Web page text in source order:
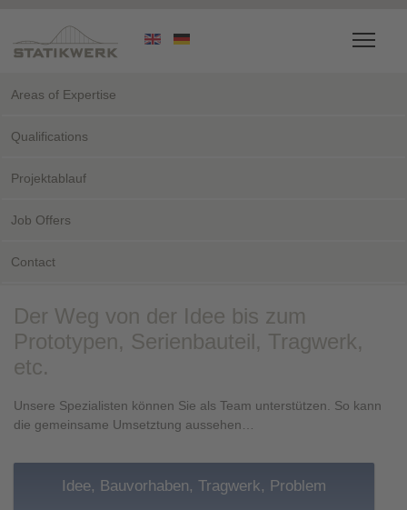
Areas of Expertise
Qualifications
Projektablauf
Job Offers
Contact
Der Weg von der Idee bis zum
Prototypen, Serienbauteil, Tragwerk,
etc.
Unsere Spezialisten können Sie als Team unterstützen. So kann
die gemeinsame Umsetztung aussehen…
Idee, Bauvorhaben, Tragwerk, Problem